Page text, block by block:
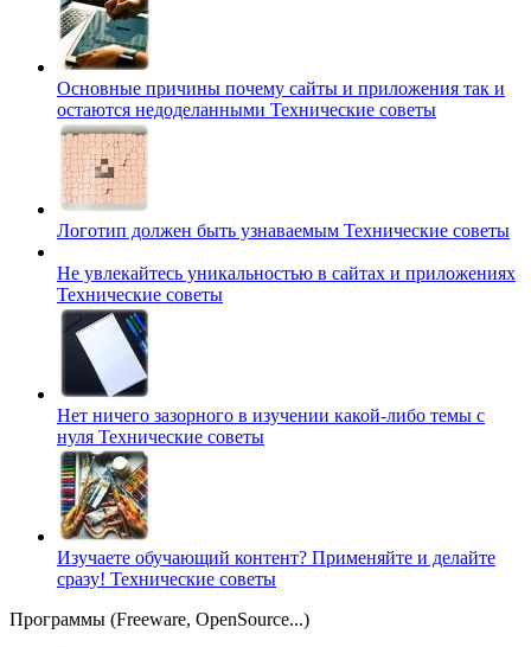
Основные причины почему сайты и приложения так и
остаются недоделанными Технические советы
Логотип должен быть узнаваемым Технические советы
Не увлекайтесь уникальностью в сайтах и приложениях
Технические советы
Нет ничего зазорного в изучении какой-либо темы с
нуля Технические советы
Изучаете обучающий контент? Применяйте и делайте
сразу! Технические советы
Программы (Freeware, OpenSource...)